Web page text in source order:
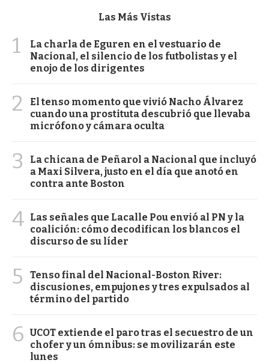
Las Más Vistas
1
La charla de Eguren en el vestuario de
Nacional, el silencio de los futbolistas y el
enojo de los dirigentes
2
El tenso momento que vivió Nacho Álvarez
cuando una prostituta descubrió que llevaba
micrófono y cámara oculta
3
La chicana de Peñarol a Nacional que incluyó
a Maxi Silvera, justo en el día que anotó en
contra ante Boston
4 Las señales que Lacalle Pou envió al PN y la
coalición: cómo decodifican los blancos el
discurso de su líder
5
Tenso final del Nacional-Boston River:
discusiones, empujones y tres expulsados al
término del partido
6 UCOT extiende el paro tras el secuestro de un
chofer y un ómnibus: se movilizarán este
lunes